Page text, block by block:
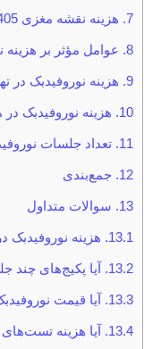
7. هزینه نقشه مغزی 1405
8. عوامل مؤثر بر هزینه
9. هزینه نوروفیدبک در
10. هزینه نوروفیدبک
11. تعداد جلسات
12. جمع‌بندی
13. سوالات متداول
13.1. هزینه
13.2. آیا پکیج‌های چند
13.3. آیا قیمت
13.4. آیا هزینه